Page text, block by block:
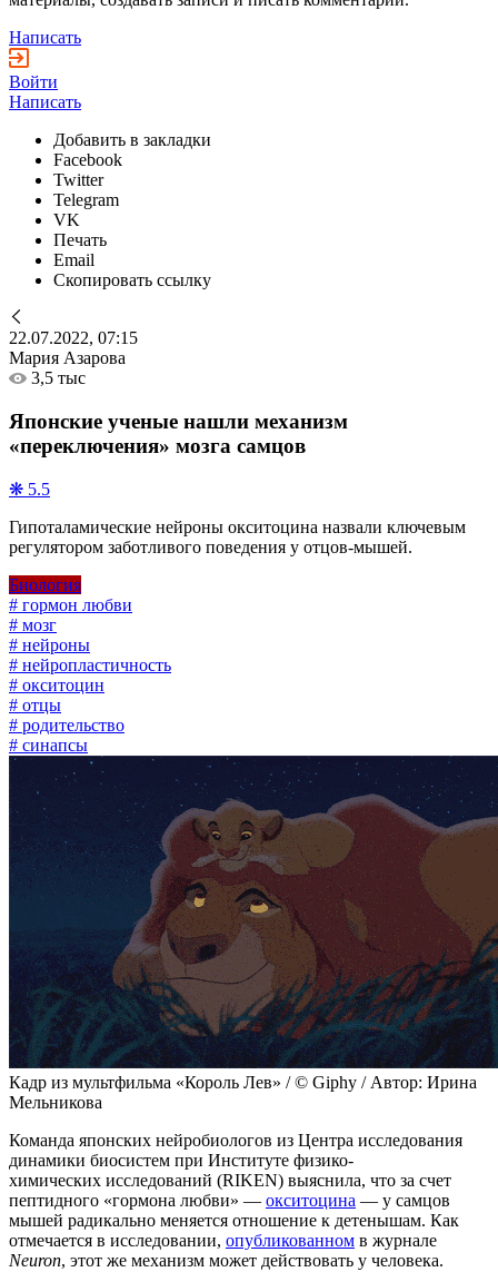
Написать
Войти
Написать
Добавить в закладки
Facebook
Twitter
Telegram
VK
Печать
Email
Скопировать ссылку
22.07.2022, 07:15
Мария Азарова
3,5 тыс
Японские ученые нашли механизм
«переключения» мозга самцов
❋ 5.5
Гипоталамические нейроны окситоцина назвали ключевым
регулятором заботливого поведения у отцов-мышей.
Биология
# гормон любви
# мозг
# нейроны
# нейропластичность
# окситоцин
# отцы
# родительство
# синапсы
Кадр из мультфильма «Король Лев» / © Giphy / Автор: Ирина
Мельникова
Команда японских нейробиологов из Центра исследования
динамики биосистем при Институте физико-
химических исследований (RIKEN) выяснила, что за счет
пептидного «гормона любви» — окситоцина — у самцов
мышей радикально меняется отношение к детенышам. Как
отмечается в исследовании, опубликованном в журнале
Neuron, этот же механизм может действовать у человека.